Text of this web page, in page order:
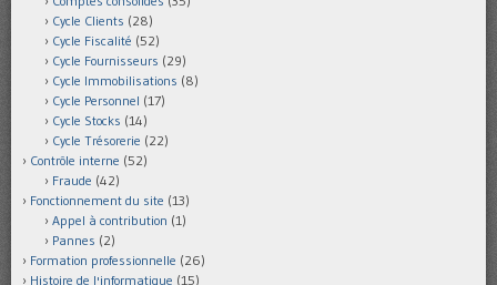
Cycle Clients (28)
Cycle Fiscalité (52)
Cycle Fournisseurs (29)
Cycle Immobilisations (8)
Cycle Personnel (17)
Cycle Stocks (14)
Cycle Trésorerie (22)
Contrôle interne (52)
Fraude (42)
Fonctionnement du site (13)
Appel à contribution (1)
Pannes (2)
Formation professionnelle (26)
Histoire de l'informatique (15)